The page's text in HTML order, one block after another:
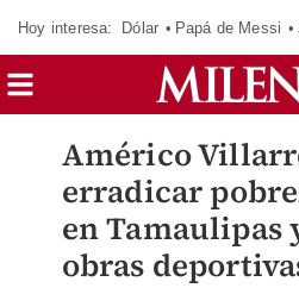
Hoy interesa: Dólar Papá de Messi
Américo
erradicar
en Tamaulipas
obras